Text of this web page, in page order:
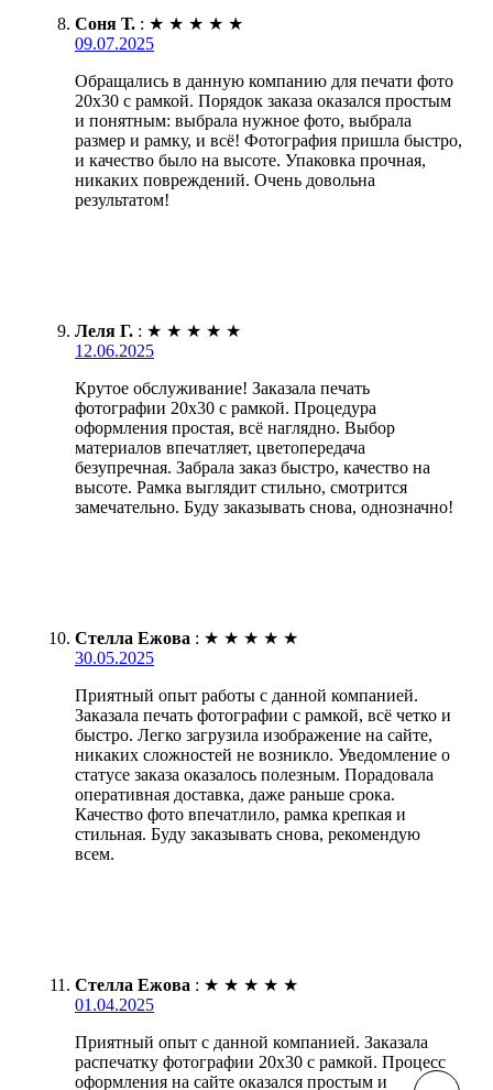
Соня Т. : ★ ★ ★ ★ ★
09.07.2025
Обращались в данную компанию для печати фото
20х30 с рамкой. Порядок заказа оказался простым
и понятным: выбрала нужное фото, выбрала
размер и рамку, и всё! Фотография пришла быстро,
и качество было на высоте. Упаковка прочная,
никаких повреждений. Очень довольна
результатом!
Леля Г. : ★ ★ ★ ★ ★
12.06.2025
Крутое обслуживание! Заказала печать
фотографии 20х30 с рамкой. Процедура
оформления простая, всё наглядно. Выбор
материалов впечатляет, цветопередача
безупречная. Забрала заказ быстро, качество на
высоте. Рамка выглядит стильно, смотрится
замечательно. Буду заказывать снова, однозначно!
Стелла Ежова : ★ ★ ★ ★ ★
30.05.2025
Приятный опыт работы с данной компанией.
Заказала печать фотографии с рамкой, всё четко и
быстро. Легко загрузила изображение на сайте,
никаких сложностей не возникло. Уведомление о
статусе заказа оказалось полезным. Порадовала
оперативная доставка, даже раньше срока.
Качество фото впечатлило, рамка крепкая и
стильная. Буду заказывать снова, рекомендую
всем.
Стелла Ежова : ★ ★ ★ ★ ★
01.04.2025
Приятный опыт с данной компанией. Заказала
распечатку фотографии 20х30 с рамкой. Процесс
оформления на сайте оказался простым и